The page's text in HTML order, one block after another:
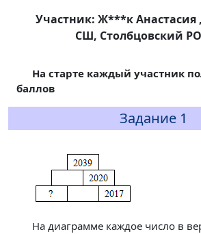
Участник: Ж***к Анастасия
СШ, Столбцовский
На старте каждый участник
баллов
Задание 1
На диаграмме каждое число в